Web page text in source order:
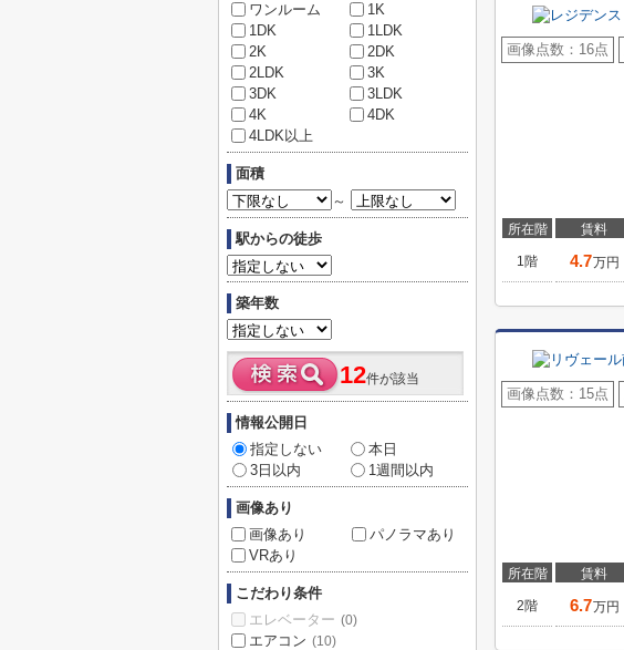
画像点数： 16点
所在階 賃料
1階 4.7万円
画像点数： 15点
所在階 賃料
2階 6.7万円
ワンルーム
1K
1DK
1LDK
2K
2DK
2LDK
3K
3DK
3LDK
4K
4DK
4LDK以上
面積
～
駅からの徒歩
築年数
12件が該当
情報公開日
指定しない
本日
3日以内
1週間以内
画像あり
画像あり
パノラマあり
VRあり
こだわり条件
エレベーター (0)
エアコン (10)